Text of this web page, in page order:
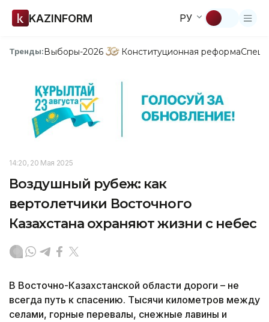
KAZINFORM РУ
Тренды:Выборы-2026 Конституционная реформа
14:20, 20 Мая 2025
Воздушный рубеж: как
вертолетчики Восточного
Казахстана охраняют жизни с небес
В Восточно-Казахстанской области дороги – не
всегда путь к спасению. Тысячи километров между
селами, горные перевалы, снежные лавины и